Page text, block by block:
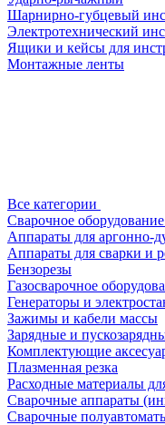
Шарнирно-губцевый
Электротехнический
Ящики и кейсы для
Монтажные ленты
Все категории
Сварочное
Аппараты для аргонно-
Аппараты для сварки и
Бензорезы
Газосварочное
Генераторы и
Зажимы и кабели массы
Зарядные и
Комплектующие
Плазменная резка
Расходные материалы
Сварочные аппараты
Сварочные